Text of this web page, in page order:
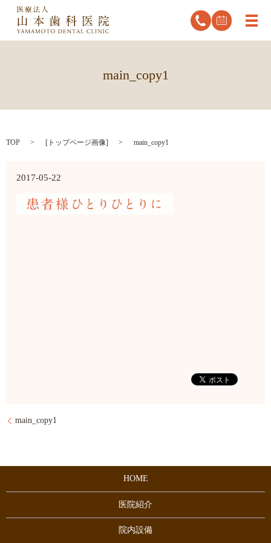
メ
main_copy1
TOP [ トップページ画像] main_copy1
2017-05-22
main_copy1
HOME
医院紹介
院内設備